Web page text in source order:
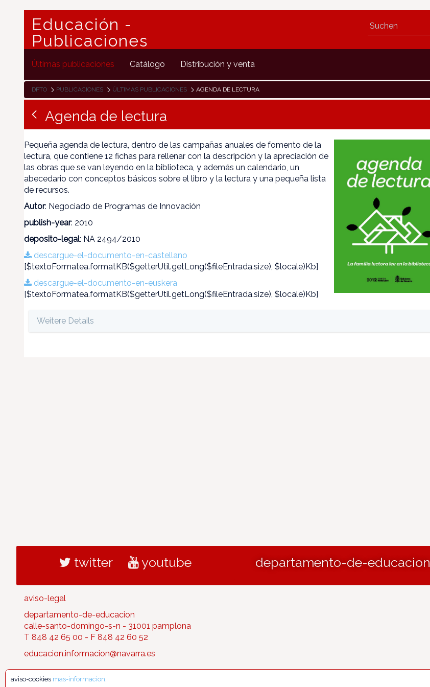
Educación -
Publicaciones
Últimas publicaciones Catálogo Distribución y venta
DPTO PUBLICACIONES ÚLTIMAS PUBLICACIONES AGENDA DE LECTURA
Agenda de lectura
Pequeña agenda de lectura, dentro de las campañas anuales de fomento de la
lectura, que contiene 12 fichas para rellenar con la descripción y la apreciación de
las obras que se van leyendo en la biblioteca, y además un calendario, un
abecedario con conceptos básicos sobre el libro y la lectura y una pequeña lista
de recursos.
Autor: Negociado de Programas de Innovación
publish-year: 2010
deposito-legal: NA 2494/2010
descargue-el-documento-en-castellano
[$textoFormatea.formatKB($getterUtil.getLong($fileEntrada.size), $locale)Kb]
descargue-el-documento-en-euskera
[$textoFormatea.formatKB($getterUtil.getLong($fileEntrada.size), $locale)Kb]
Weitere Details
twitter youtube departamento-de-educacion
aviso-legal
departamento-de-educacion
calle-santo-domingo-s-n - 31001 pamplona
T 848 42 65 00 - F 848 42 60 52
educacion.informacion@navarra.es
aviso-cookies mas-informacion.